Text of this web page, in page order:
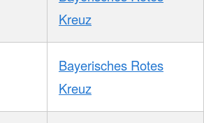
Kreuz
Bayerisches Rotes
Kreuz